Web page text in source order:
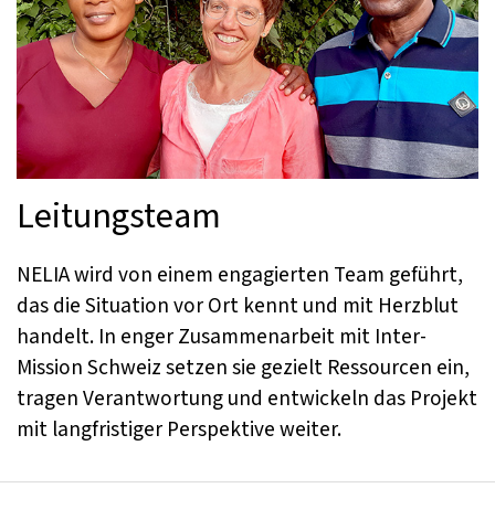
Leitungsteam
NELIA wird von einem engagierten Team geführt,
das die Situation vor Ort kennt und mit Herzblut
handelt. In enger Zusammenarbeit mit Inter-
Mission Schweiz setzen sie gezielt Ressourcen ein,
tragen Verantwortung und entwickeln das Projekt
mit langfristiger Perspektive weiter.